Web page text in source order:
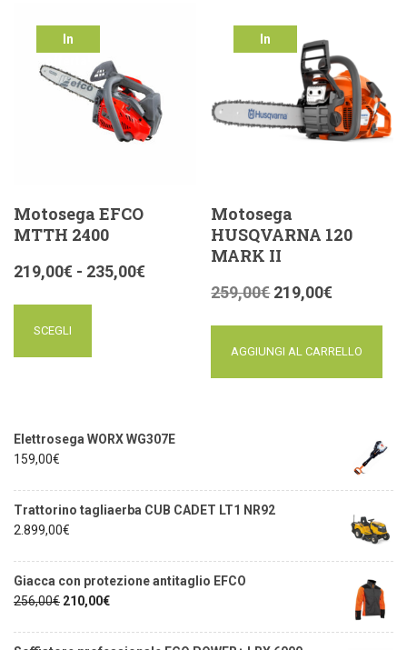
In
Motosega EFCO
MTTH 2400
219,00€ - 235,00€
SCEGLI
In
Motosega
HUSQVARNA 120
MARK II
259,00€ 219,00€
AGGIUNGI AL CARRELLO
Elettrosega WORX WG307E
159,00€
Trattorino tagliaerba CUB CADET LT1 NR92
2.899,00€
Giacca con protezione antitaglio EFCO
256,00€ 210,00€